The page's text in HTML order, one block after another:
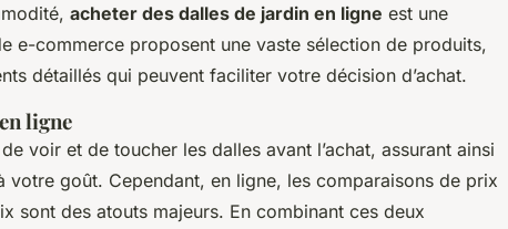
acheter des dalles de jardin en ligne est une
e-commerce proposent une vaste sélection de produits,
détaillés qui peuvent faciliter votre décision d’achat.
ligne
voir et de toucher les dalles avant l’achat, assurant ainsi
votre goût. Cependant, en ligne, les comparaisons de prix
sont des atouts majeurs. En combinant ces deux